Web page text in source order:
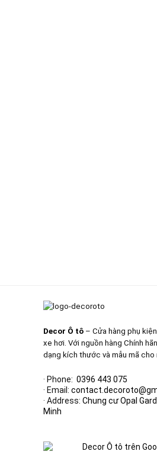
Decor Ô tô– Cửa hàng phụ
xe hơi. Với nguồn hàng Chính
dạng kích thước và mẫu mã cho
· Phone: 0396 443 075
· Email:
· Address: Chung cư Opal
Minh